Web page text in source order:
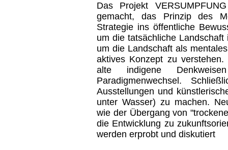
Das Projekt
gemacht, das Prinzip des
Strategie ins öffentliche
um die tatsächliche
um die Landschaft als
aktives Konzept zu
alte indigene
Paradigmenwechsel.
Ausstellungen und
unter Wasser) zu machen.
wie der Übergang von
die Entwicklung zu
werden erprobt und diskutiert